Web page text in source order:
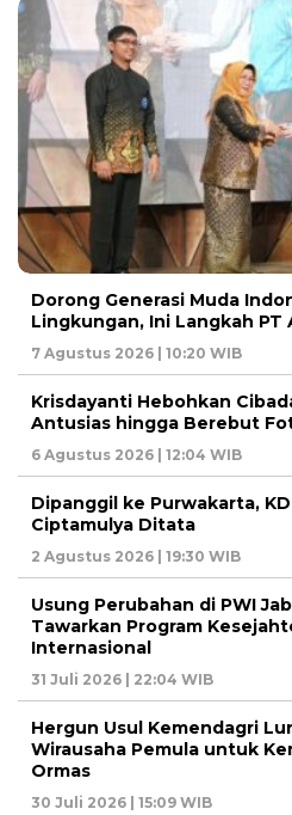
Dorong Generasi Muda
Lingkungan, Ini Langkah
7 Agustus 2026 | 10:20 WIB
Krisdayanti Hebohkan
Antusias hingga Berebut
6 Agustus 2026 | 12:04 WIB
Dipanggil ke Purwakarta,
Ciptamulya Ditata
2 Agustus 2026 | 19:30 WIB
Usung Perubahan di PWI
Tawarkan Program
Internasional
31 Juli 2026 | 22:04 WIB
Hergun Usul Kemendagri
Wirausaha Pemula untuk
Ormas
30 Juli 2026 | 15:09 WIB